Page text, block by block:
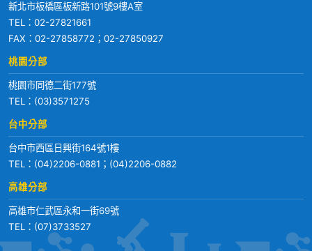
新北市板橋區板新路101號9樓A室
TEL： 02-27821661
FAX：02-27858772；02-27850927
桃園分部
桃園市同德二街177號
TEL： (03)3571275
台中分部
台中市西區日興街164號1樓
TEL： (04)2206-0881 ； (04)2206-0882
高雄分部
高雄市仁武區永和一街69號
TEL： (07)3733527